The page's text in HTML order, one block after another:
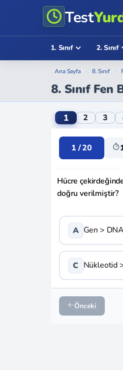
Test
1. Sınıf 2. Sınıf
Ana Sayfa › 8. Sınıf ›
8. Sınıf
8. Sınıf Fen
1 2 3
1 / 20
Hücre
doğru verilmiştir?
A Gen >
C Nükleotid
Önceki